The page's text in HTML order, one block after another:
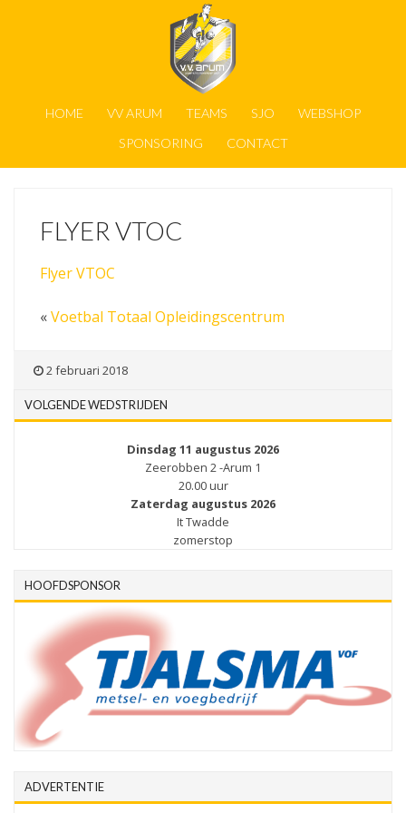
HOME VV ARUM TEAMS SJO
WEBSHOP
SPONSORING
CONTACT
FLYER VTOC
Flyer VTOC
«Voetbal Totaal Opleidingscentrum
2 februari 2018
VOLGENDE WEDSTRIJDEN
Dinsdag 11 augustus 2026
Zeerobben 2 -Arum 1
20.00 uur
Zaterdag augustus 2026
It Twadde
zomerstop
HOOFDSPONSOR
ADVERTENTIE